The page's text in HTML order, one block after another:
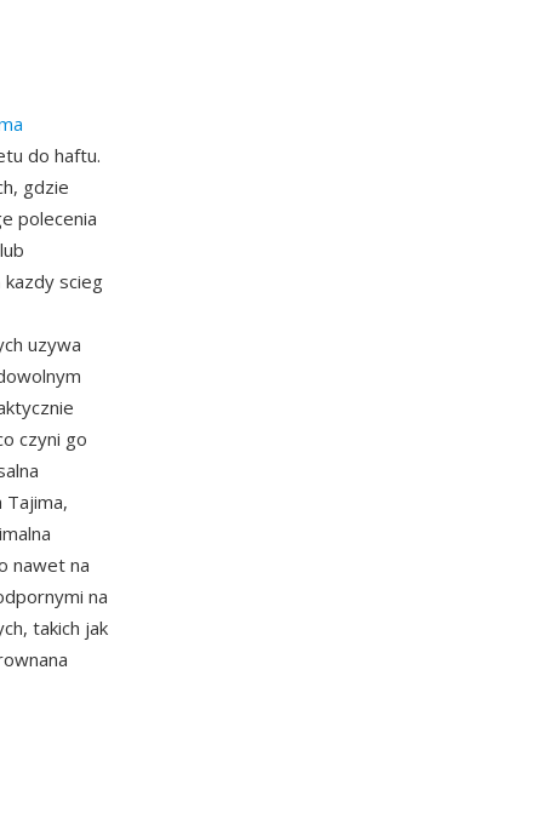
do haftu.
gdzie
polecenia
scieg
uzywa
czyni go
Tajima,
nawet na
na
takich jak